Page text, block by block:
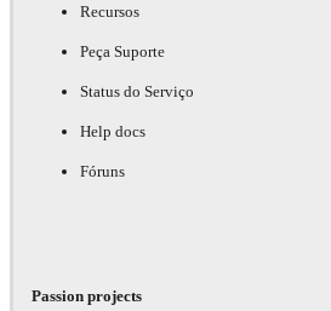
Recursos
Peça Suporte
Status do Serviço
Help docs
Fóruns
Passion projects